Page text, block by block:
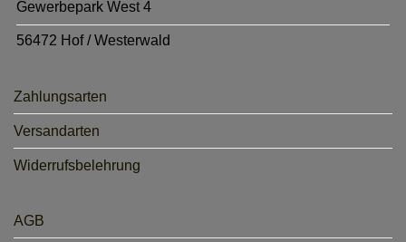
Gewerbepark West 4
56472 Hof / Westerwald
Zahlungsarten
Versandarten
Widerrufsbelehrung
AGB